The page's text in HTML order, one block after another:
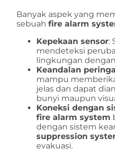
Banyak aspek yang
sebuah fire alarm
Kepekaan sensor:
mendeteksi
lingkungan
Keandalan
mampu
jelas dan dapat
bunyi maupun
Koneksi dengan
fire alarm system
dengan sistem
suppression
evakuasi.